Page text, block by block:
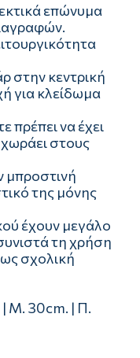
επώνυμα
στην κεντρική
για κλείδωμα
πρέπει να έχει
στους
μπροστινή
της μόνης
έχουν μεγάλο
τη χρήση
σχολική
| Μ. 30cm. | Π.